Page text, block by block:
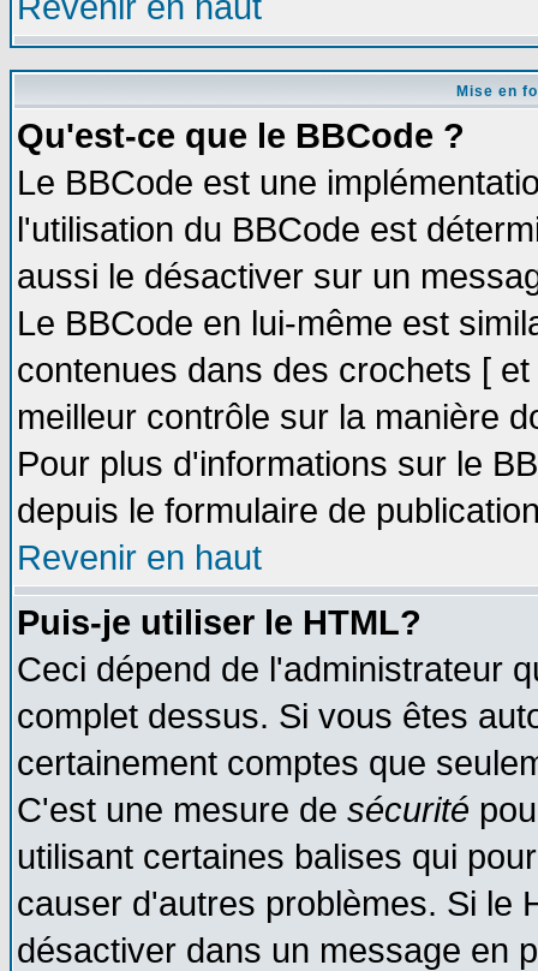
Mise en
Qu'est-ce que le BBCode ?
Le BBCode est une
l'utilisation du BBCode est
aussi le désactiver sur un
Le BBCode en lui-même est
contenues dans des crochets [
meilleur contrôle sur la manière
Pour plus d'informations sur le
depuis le formulaire de
Revenir en haut
Puis-je utiliser le HTML?
Ceci dépend de l'administrateur
complet dessus. Si vous êtes
certainement comptes que
C'est une mesure de sécurité
utilisant certaines balises qui
causer d'autres problèmes. Si le
désactiver dans un message en